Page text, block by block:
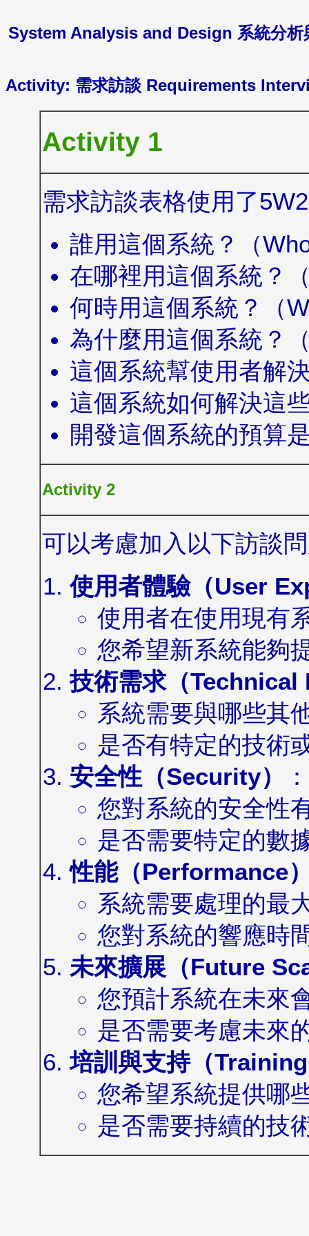
System Analysis and Design 系統分析
Activity: 需求訪談 Requirements
Activity 1
需求訪談表格使用了
誰用這個系統？（
在哪裡用這個系統？
何時用這個系統？（
為什麼用這個系統？
這個系統幫使用者解
這個系統如何解決這
開發這個系統的預算
Activity 2
可以考慮加入以下訪談
使用者體驗（User
使用者在使用現有
您希望新系統能夠
技術需求（
系統需要與哪些其
是否有特定的技術
安全性（Security）
：
您對系統的安全性
是否需要特定的數
性能（Performance
系統需要處理的最
您對系統的響應時
未來擴展（Future
您預計系統在未來
是否需要考慮未來
培訓與支持（
您希望系統提供哪
是否需要持續的技